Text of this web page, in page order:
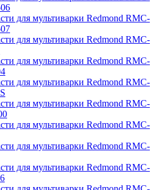
для мультиварки Redmond RMC-
для мультиварки Redmond RMC-
для мультиварки Redmond RMC-
для мультиварки Redmond RMC-
для мультиварки Redmond RMC-
для мультиварки Redmond RMC-
для мультиварки Redmond RMC-
для мультиварки Redmond RMC-